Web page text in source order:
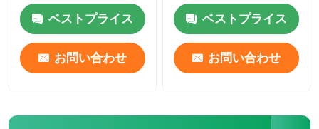
ベストプライス
お問い合わせ
ベストプライス
お問い合わせ